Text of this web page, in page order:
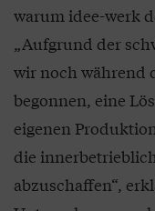
warum idee-werk
„Aufgrund der
wir noch während
begonnen, eine
eigenen
die
abzuschaffen“,